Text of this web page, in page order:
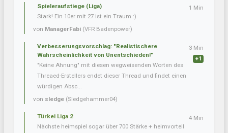
Spieleraufstiege (Liga)
Stark! Ein 10er mit 27 ist ein Traum :)
von ManagerFabi (VFR Badenpower)
1 Min
Verbesserungsvorschlag: "Realistischere
Wahrscheinlichkeit von Unentschieden!"
"Keine Ahnung" mit diesen wegweisenden Worten des
Threaed-Erstellers endet dieser Thread und findet einen
würdigen Absc...
von sledge (Sledgehammer04)
3 Min
+1
Türkei Liga 2
Nächste heimspiel sogar über 700 Stärke + heimvorteil
4 Min